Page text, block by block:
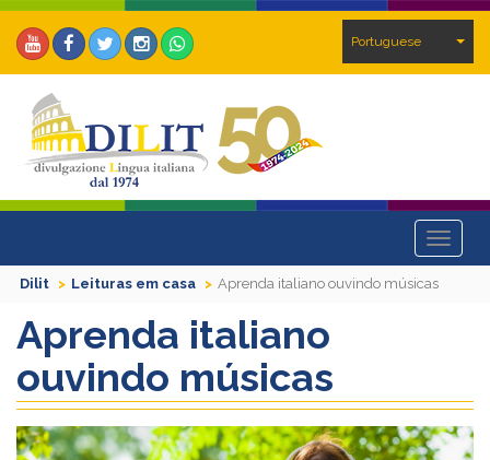
Portuguese
Toggle
Dilit
Leituras em casa Aprenda italiano ouvindo músicas
Aprenda italiano
ouvindo músicas